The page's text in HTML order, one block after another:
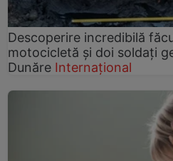
Descoperire incredibilă
motocicletă și doi soldați
Dunăre Internațional